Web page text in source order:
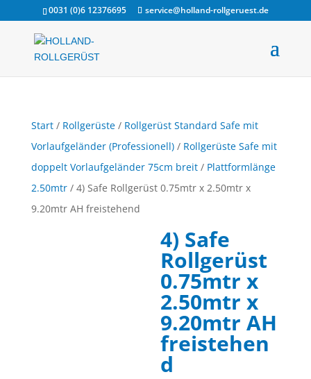
0031 (0)6 12376695 service@holland-rollgeruest.de
Start/ Rollgerüste/ Rollgerüst Standard Safe mit
Vorlaufgeländer (Professionell)/ Rollgerüste Safe mit
doppelt Vorlaufgeländer 75cm breit/ Plattformlänge
2.50mtr/ 4) Safe Rollgerüst 0.75mtr x 2.50mtr x
9.20mtr AH freistehend
4) Safe
Rollgerüst
0.75mtr x
2.50mtr x
9.20mtr AH
freistehen
d